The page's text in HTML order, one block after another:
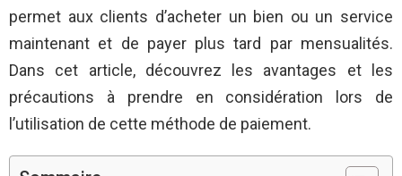
permet aux clients d’acheter un bien ou un service
maintenant et de payer plus tard par mensualités.
Dans cet article, découvrez les avantages et les
précautions à prendre en considération lors de
l’utilisation de cette méthode de paiement.